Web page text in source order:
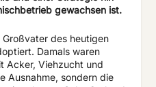
gewachsen ist.
des heutigen
Damals waren
Acker, Viehzucht und
Ausnahme, sondern die